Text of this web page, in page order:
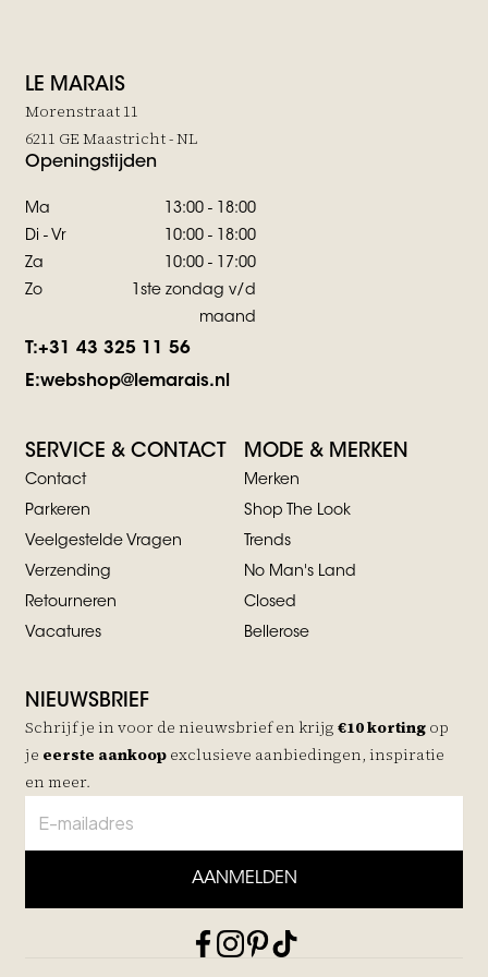
LE MARAIS
Morenstraat 11
6211 GE Maastricht - NL
Openingstijden
Ma
13:00 - 18:00
Di - Vr
10:00 - 18:00
Za
10:00 - 17:00
Zo
1ste zondag v/d
maand
T:+31 43 325 11 56
E:webshop@lemarais.nl
SERVICE & CONTACT
Contact
Parkeren
Veelgestelde Vragen
Verzending
Retourneren
Vacatures
MODE & MERKEN
Merken
Shop The Look
Trends
No Man's Land
Closed
Bellerose
NIEUWSBRIEF
Schrijf je in voor de nieuwsbrief en krijg €10 korting op
je eerste aankoop exclusieve aanbiedingen, inspiratie
en meer.
AANMELDEN